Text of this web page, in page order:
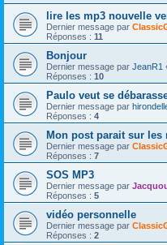
lire les mp3 nouvelle
Dernier message par
Réponses : 11
Bonjour
Dernier message par JeanR1
Réponses : 10
Paulo veut se
Dernier message par
Réponses : 4
Mon post parait sur les
Dernier message par
Réponses : 7
SOS MP3
Dernier message par
Réponses : 5
vidéo personnelle
Dernier message par
Réponses : 2